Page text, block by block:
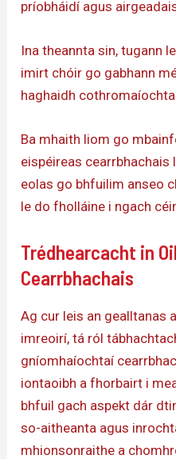
príobháidí agus
Ina theannta sin, tugann
imirt chóir go gabhann
haghaidh cothromaíochta.
Ba mhaith liom go
eispéireas cearrbhachais
eolas go bhfuilim anseo
le do fholláine i ngach
Trédhearcacht in
Cearrbhachais
Ag cur leis an gealltanas
imreoirí, tá ról
gníomhaíochtaí
iontaoibh a fhorbairt i
bhfuil gach aspekt dár
so-aitheanta agus
mhionsonraithe a